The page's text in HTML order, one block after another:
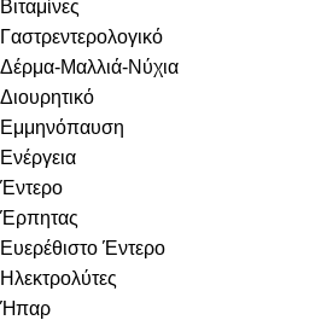
Βιταμίνες
Γαστρεντερολογικό
Δέρμα-Μαλλιά-Νύχια
Διουρητικό
Εμμηνόπαυση
Ενέργεια
Έντερο
Έρπητας
Ευερέθιστο Έντερο
Ηλεκτρολύτες
Ήπαρ